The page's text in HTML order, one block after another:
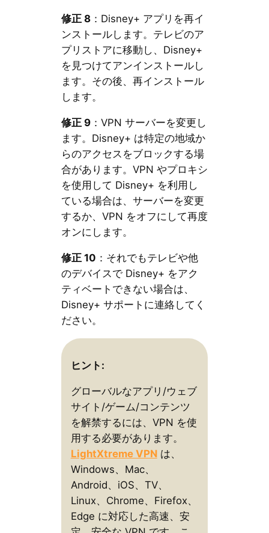
修正 8：Disney+ アプリを再イ
ンストールします。テレビのア
プリストアに移動し、Disney+
を見つけてアンインストールし
ます。その後、再インストール
します。
修正 9：VPN サーバーを変更し
ます。Disney+ は特定の地域か
らのアクセスをブロックする場
合があります。VPN やプロキシ
を使用して Disney+ を利用し
ている場合は、サーバーを変更
するか、VPN をオフにして再度
オンにします。
修正 10 ：それでもテレビや他
のデバイスで Disney+ をアク
ティベートできない場合は、
Disney+ サポートに連絡してく
ださい。
ヒント:
グローバルなアプリ/ウェブ
サイト/ゲーム/コンテンツ
を解禁するには、VPN を使
用する必要があります。
LightXtreme VPNは、
Windows、Mac、
Android、iOS、TV、
Linux、Chrome、Firefox、
Edge に対応した高速、安